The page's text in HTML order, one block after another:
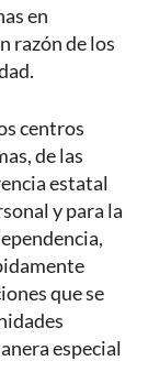
en
razón de los
centros
de las
estatal
y para la
que se
especial